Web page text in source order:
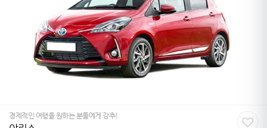
경제적인 여행을 원하는 분들에게 강추!